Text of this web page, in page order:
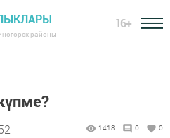
районы
16+
1418 0 0